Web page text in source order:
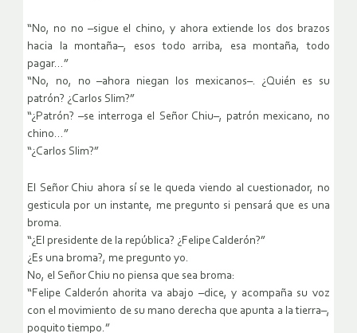
“No, no no –sigue el chino, y ahora extiende los dos brazos
hacia la montaña–, esos todo arriba, esa montaña, todo
pagar…”
“No, no, no –ahora niegan los mexicanos–. ¿Quién es su
patrón? ¿Carlos Slim?”
“¿Patrón? –se interroga el Señor Chiu–, patrón mexicano, no
chino…”
“¿Carlos Slim?”
El Señor Chiu ahora sí se le queda viendo al cuestionador, no
gesticula por un instante, me pregunto si pensará que es una
broma.
“¿El presidente de la república? ¿Felipe Calderón?”
¿Es una broma?, me pregunto yo.
No, el Señor Chiu no piensa que sea broma:
“Felipe Calderón ahorita va abajo –dice, y acompaña su voz
con el movimiento de su mano derecha que apunta a la tierra–,
poquito tiempo.”